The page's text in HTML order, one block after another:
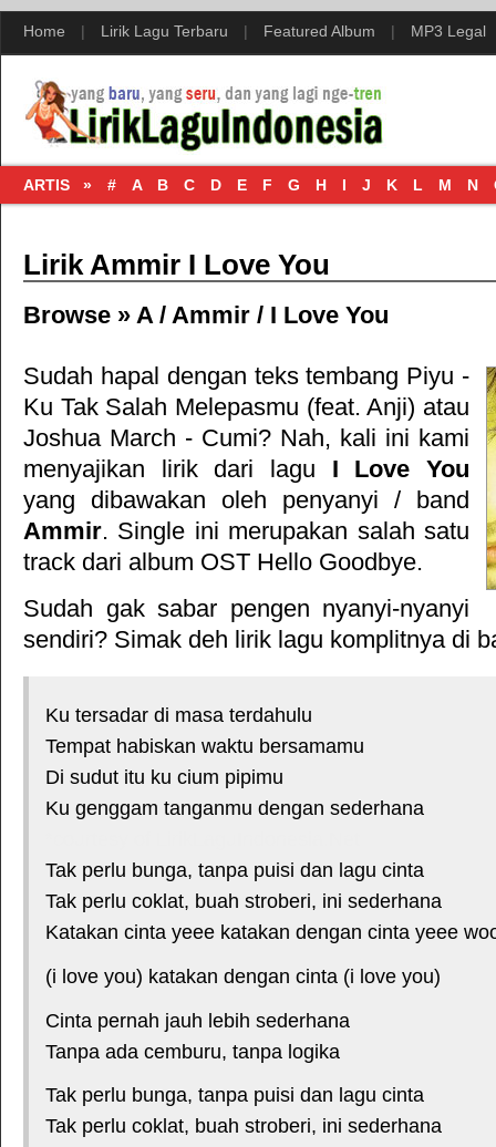
Home | Lirik Lagu Terbaru | Featured Album | MP3 Legal
ARTIS » # A B C D E F G H I J K L M N
Lirik Ammir I Love You
Browse » A/ Ammir / I Love You
Sudah hapal dengan teks tembang Piyu -
Ku Tak Salah Melepasmu (feat. Anji) atau
Joshua March - Cumi? Nah, kali ini kami
menyajikan lirik dari lagu I Love You
yang dibawakan oleh penyanyi / band
Ammir. Single ini merupakan salah satu
track dari album OST Hello Goodbye.
Sudah gak sabar pengen nyanyi-nyanyi
sendiri? Simak deh lirik lagu komplitnya di
Ku tersadar di masa terdahulu
Tempat habiskan waktu bersamamu
Di sudut itu ku cium pipimu
Ku genggam tanganmu dengan sederhana
Tak perlu bunga, tanpa puisi dan lagu cinta
Tak perlu coklat, buah stroberi, ini sederhana
Katakan cinta yeee katakan dengan cinta yeee
(i love you) katakan dengan cinta (i love you)
Cinta pernah jauh lebih sederhana
Tanpa ada cemburu, tanpa logika
Tak perlu bunga, tanpa puisi dan lagu cinta
Tak perlu coklat, buah stroberi, ini sederhana